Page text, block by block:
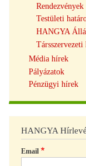
Rendezvények
Testületi
HANGYA
Társszervezeti
Média hírek
Pályázatok
Pénzügyi hírek
HANGYA
Email